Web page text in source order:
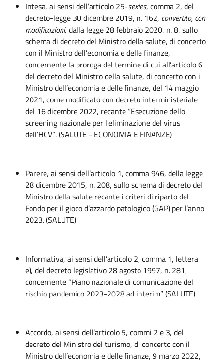
Intesa, ai sensi dell’articolo 25-sexies, comma 2, del
decreto-legge 30 dicembre 2019, n. 162, convertito, con
modificazioni, dalla legge 28 febbraio 2020, n. 8, sullo
schema di decreto del Ministro della salute, di concerto
con il Ministro dell’economia e delle finanze,
concernente la proroga del termine di cui all’articolo 6
del decreto del Ministro della salute, di concerto con il
Ministro dell’economia e delle finanze, del 14 maggio
2021, come modificato con decreto interministeriale
del 16 dicembre 2022, recante “Esecuzione dello
screening nazionale per l’eliminazione del virus
dell’HCV”.(SALUTE - ECONOMIA E FINANZE)
Parere, ai sensi dell’articolo 1, comma 946, della legge
28 dicembre 2015, n. 208, sullo schema di decreto del
Ministro della salute recante i criteri di riparto del
Fondo per il gioco d’azzardo patologico (GAP) per l’anno
2023. (SALUTE)
Informativa, ai sensi dell’articolo 2, comma 1, lettera
e), del decreto legislativo 28 agosto 1997, n. 281,
concernente “Piano nazionale di comunicazione del
rischio pandemico 2023-2028 ad interim”. (SALUTE)
Accordo, ai sensi dell’articolo 5, commi 2 e 3, del
decreto del Ministro del turismo, di concerto con il
Ministro dell’economia e delle finanze, 9 marzo 2022,